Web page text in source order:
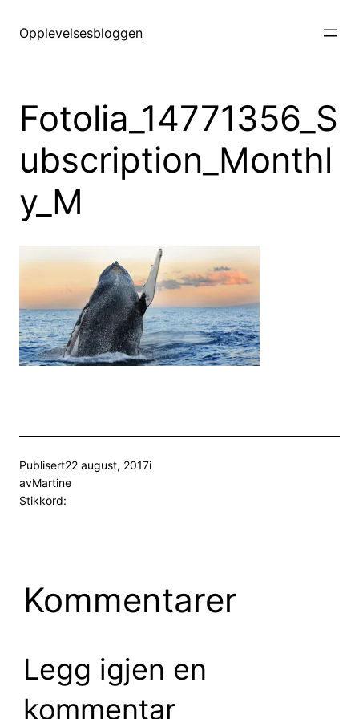
Opplevelsesbloggen
Fotolia_14771356_S
ubscription_Monthl
y_M
Publisert22 august, 2017i
avMartine
Stikkord:
Kommentarer
Legg igjen en
kommentar